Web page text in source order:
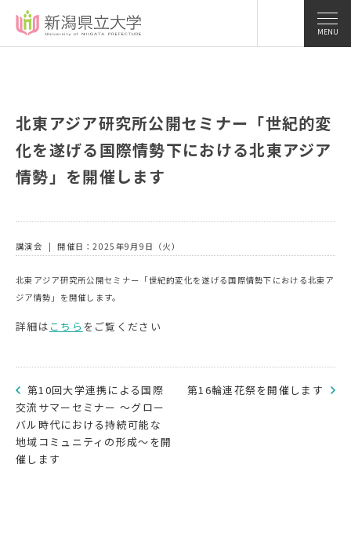
MENU
北東アジア研究所公開セミナー「世紀的変
化を遂げる国際情勢下における北東アジア
情勢」を開催します
講演会 開催日：2025年9月9日（火）
北東アジア研究所公開セミナー「世紀的変化を遂げる国際情勢下における北東ア
ジア情勢」を開催します。
詳細は こちら をご覧ください
第10回大学連携による国際
交流サマーセミナー ～グロー
バル時代における持続可能な
地域コミュニティの形成～を開
催します
第16輪連花祭を開催します